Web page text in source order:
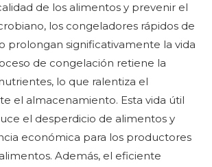
de los alimentos y prevenir el
los congeladores rápidos de
prolongan significativamente la vida
de congelación retiene la
lo que ralentiza el
el almacenamiento. Esta vida útil
el desperdicio de alimentos y
económica para los productores
Además, el eficiente